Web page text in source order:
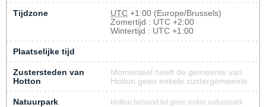
Tijdzone UTC +1:00 (Europe/Brussels)
Zomertijd : UTC +2:00
Wintertijd : UTC +1:00
Plaatselijke tijd
Zustersteden van
Hotton
Momenteel heeft de gemeente van
Hotton geen enkele zustergemeente
Natuurpark Hotton behoort tot geen enkel natuurpark